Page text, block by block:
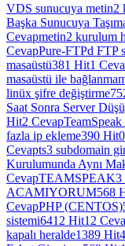
VDS sunucuya metin2
Başka Sunucuya
Cevapmetin2 kurulum
CevapPure-FTPd FTP
masaüstü381 Hit1
masaüstü ile
linüx şifre değiştirme
Saat Sonra Server
Hit2 Cevap
fazla ip ekleme390 Hit
Cevapts3 subdomain
Kurulumunda Aynı
CevapTEAMSPEAK3
ACAMIYORUM568
CevapPHP (CENTOS)
sistemi6412 Hit12
kapalı heralde1389 Hit